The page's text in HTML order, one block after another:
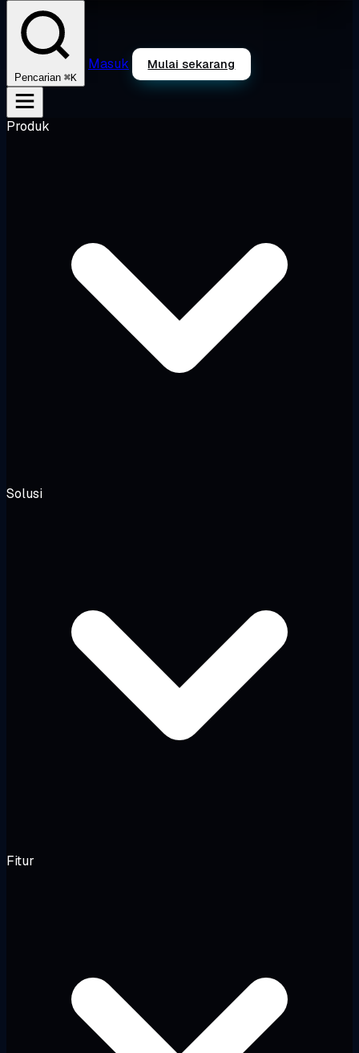
Pencarian ⌘K
Masuk Mulai sekarang
Produk
Solusi
Fitur